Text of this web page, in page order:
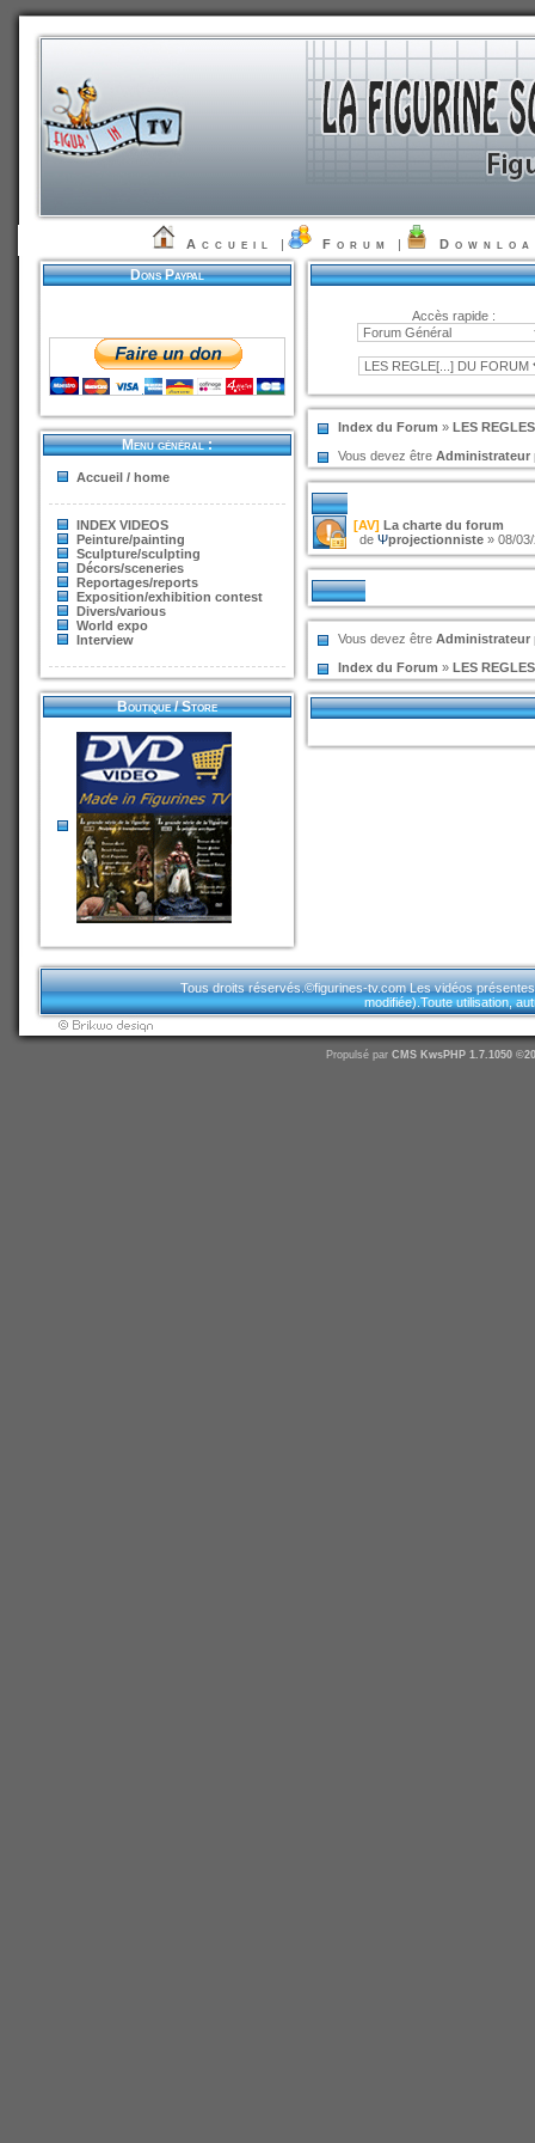
Accueil | Forum |
Dons Paypal
Menu général :
Accueil / home
INDEX VIDEOS
Peinture/painting
Sculpture/sculpting
Décors/sceneries
Reportages/reports
Exposition/exhibition contest
Divers/various
World expo
Interview
Boutique / Store
Accès rapide :
Index du Forum » LES
Vous devez être Administrateur
[AV] La charte du forum
de Ψprojectionniste» 08/03/
Vous devez être Administrateur
Index du Forum » LES
Tous droits réservés.©figurines-tv.com Les vidéos
modifiée).Toute utilisation,
Propulsé par CMS KwsPHP 1.7.1050